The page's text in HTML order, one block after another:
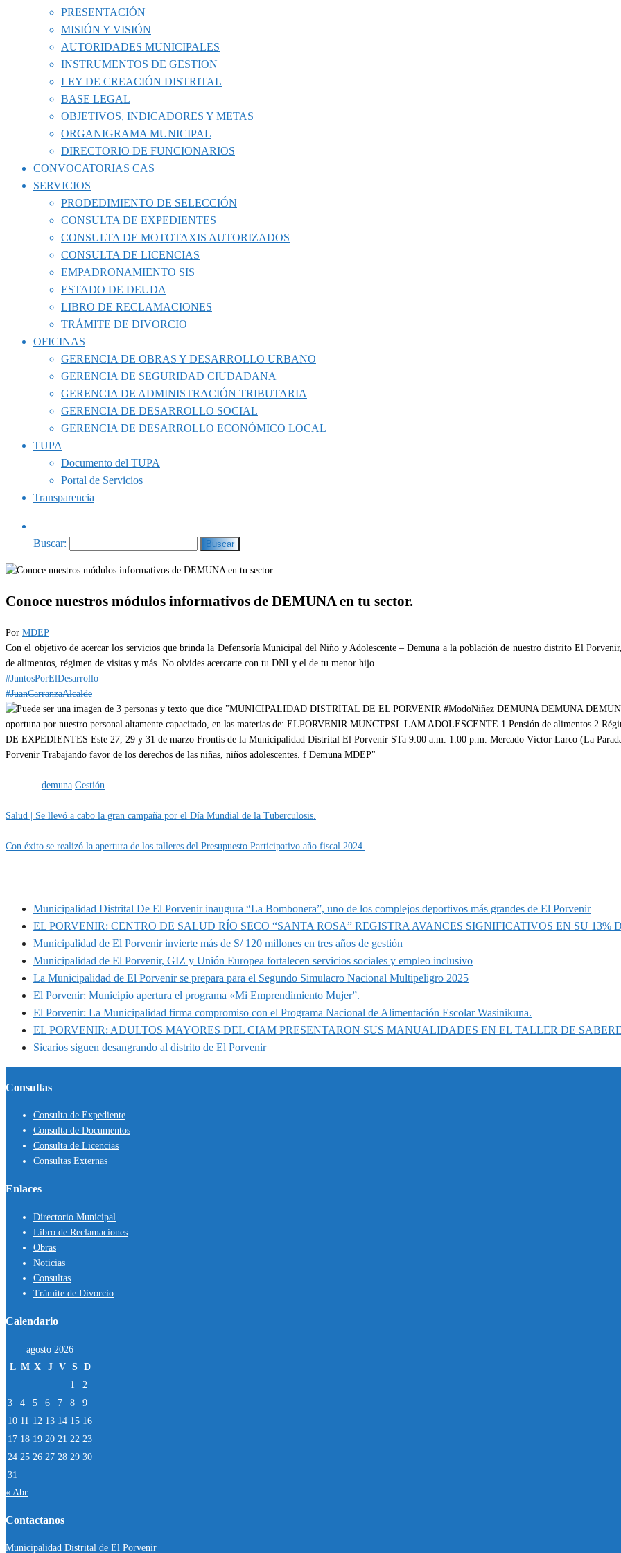
PRESENTACIÓN
MISIÓN Y VISIÓN
AUTORIDADES MUNICIPALES
INSTRUMENTOS DE GESTION
LEY DE CREACIÓN DISTRITAL
BASE LEGAL
OBJETIVOS, INDICADORES Y METAS
ORGANIGRAMA MUNICIPAL
DIRECTORIO DE FUNCIONARIOS
CONVOCATORIAS CAS
SERVICIOS
PRODEDIMIENTO DE SELECCIÓN
CONSULTA DE EXPEDIENTES
CONSULTA DE MOTOTAXIS AUTORIZADOS
CONSULTA DE LICENCIAS
EMPADRONAMIENTO SIS
ESTADO DE DEUDA
LIBRO DE RECLAMACIONES
TRÁMITE DE DIVORCIO
OFICINAS
GERENCIA DE OBRAS Y DESARROLLO URBANO
GERENCIA DE SEGURIDAD CIUDADANA
GERENCIA DE ADMINISTRACIÓN TRIBUTARIA
GERENCIA DE DESARROLLO SOCIAL
GERENCIA DE DESARROLLO ECONÓMICO LOCAL
TUPA
Documento del TUPA
Portal de Servicios
Transparencia
Buscar:
Conoce nuestros módulos informativos de DEMUNA en tu sector.
Por MDEP
Con el objetivo de acercar los servicios que brinda la Defensoría Municipal del Niño y Adolescente – Demuna a la población de nuestro distrito El
de alimentos, régimen de visitas y más. No olvides acercarte con tu DNI y el de tu menor hijo.
#JuntosPorElDesarrollo
#JuanCarranzaAlcalde
demuna Gestión
Salud | Se llevó a cabo la gran campaña por el Día Mundial de la Tuberculosis.
Con éxito se realizó la apertura de los talleres del Presupuesto Participativo año fiscal 2024.
Municipalidad Distrital De El Porvenir inaugura “La Bombonera”, uno de los complejos deportivos más grandes de El Porvenir
EL PORVENIR: CENTRO DE SALUD RÍO SECO “SANTA ROSA” REGISTRA AVANCES SIGNIFICATIVOS EN SU 13%
Municipalidad de El Porvenir invierte más de S/ 120 millones en tres años de gestión
Municipalidad de El Porvenir, GIZ y Unión Europea fortalecen servicios sociales y empleo inclusivo
La Municipalidad de El Porvenir se prepara para el Segundo Simulacro Nacional Multipeligro 2025
El Porvenir: Municipio apertura el programa «Mi Emprendimiento Mujer”.
El Porvenir: La Municipalidad firma compromiso con el Programa Nacional de Alimentación Escolar Wasinikuna.
EL PORVENIR: ADULTOS MAYORES DEL CIAM PRESENTARON SUS MANUALIDADES EN EL TALLER DE
Sicarios siguen desangrando al distrito de El Porvenir
Consultas
Consulta de Expediente
Consulta de Documentos
Consulta de Licencias
Consultas Externas
Enlaces
Directorio Municipal
Libro de Reclamaciones
Obras
Noticias
Consultas
Trámite de Divorcio
Calendario
agosto 2026
L M X J V S D
1
2
3
4 5 6 7 8
9
10 11 12 13 14 15 16
17 18 19 20 21 22 23
24 25 26 27 28 29 30
31
« Abr
Contactanos
Municipalidad Distrital de El Porvenir